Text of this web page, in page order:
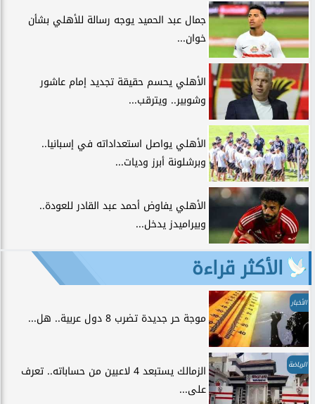
جمال عبد الحميد يوجه رسالة للأهلي بشأن
خوان...
الأهلي يحسم حقيقة تجديد إمام عاشور
وشوبير.. ويترقب...
الأهلي يواصل استعداداته في إسبانيا..
وبرشلونة أبرز وديات...
الأهلي يفاوض أحمد عبد القادر للعودة..
وبيراميدز يدخل...
الأكثر قراءة
الأخبار
موجة حر جديدة تضرب 8 دول عربية.. هل...
الرياضة
الزمالك يستبعد 4 لاعبين من حساباته.. تعرف
على...